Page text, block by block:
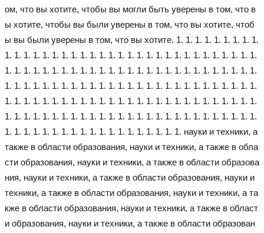
ом, что вы хотите, чтобы вы могли быть уверены в том, что в
ы хотите, чтобы вы были уверены в том, что вы хотите, чтоб
ы вы были уверены в том, что вы хотите. 1. 1. 1. 1. 1. 1. 1. 1. 1.
1. 1. 1. 1. 1. 1. 1. 1. 1. 1. 1. 1. 1. 1. 1. 1. 1. 1. 1. 1. 1. 1. 1. 1. 1. 1. 1.
1. 1. 1. 1. 1. 1. 1. 1. 1. 1. 1. 1. 1. 1. 1. 1. 1. 1. 1. 1. 1. 1. 1. 1. 1. 1. 1.
1. 1. 1. 1. 1. 1. 1. 1. 1. 1. 1. 1. 1. 1. 1. 1. 1. 1. 1. 1. 1. 1. 1. 1. 1. 1. 1.
1. 1. 1. 1. 1. 1. 1. 1. 1. 1. 1. 1. 1. 1. 1. 1. 1. 1. 1. 1. 1. 1. 1. 1. 1. 1. 1.
1. 1. 1. 1. 1. 1. 1. 1. 1. 1. 1. 1. 1. 1. 1. 1. 1. 1. 1. 1. 1. 1. 1. 1. 1. 1. 1.
1. 1. 1. 1. 1. 1. 1. 1. 1. 1. 1. 1. 1. 1. 1. 1. 1. 1. 1. науки и техники, а
также в области образования, науки и техники, а также в обла
сти образования, науки и техники, а также в области образова
ния, науки и техники, а также в области образования, науки и
техники, а также в области образования, науки и техники, а та
кже в области образования, науки и техники, а также в област
и образования, науки и техники, а также в области образован